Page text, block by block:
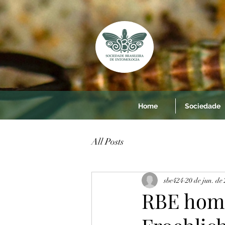
Home Sociedade
All Posts
RBE
sbe424 20 de jun. de